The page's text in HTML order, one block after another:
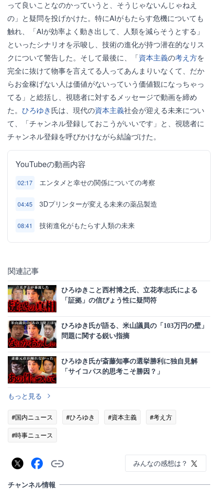
って良いことなのかっていうと、そうじゃないんじゃねえ
の」と疑問を投げかけた。特にAIがもたらす危機についても
触れ、「AIが効率よく動き出して、人類を減らそうとする」
といったシナリオを示唆し、技術の進化が持つ潜在的なリス
クについて警告した。そして最後に、「資本主義の考え方を
完全に抜けて物事を言えてる人ってあんまりいなくて、だか
らお金稼げない人は価値がないっていう価値観になっちゃっ
てる」と総括し、視聴者に対するメッセージで動画を締め
た。 ひろゆき氏は、現代の資本主義社会が迎える未来につい
て、「チャンネル登録しておこうがいいです」と、視聴者に
チャンネル登録を呼びかけながら結論づけた。
YouTubeの動画内容
02:17 エンタメと幸せの関係についての考察
04:45 3Dプリンターが変える未来の薬品製造
08:41 技術進化がもたらす人類の未来
関連記事
ひろゆきこと西村博之氏、立花孝志氏による
「証拠」の信ぴょう性に疑問符
ひろゆき氏が語る、米山議員の「103万円の壁」
問題に関する鋭い指摘
ひろゆき氏が斎藤知事の選挙勝利に独自見解
「サイコパス的思考こそ勝因？」
もっと見る
#国内ニュース #ひろゆき #資本主義
#考え方
#時事ニュース
みんなの感想は？
チャンネル情報